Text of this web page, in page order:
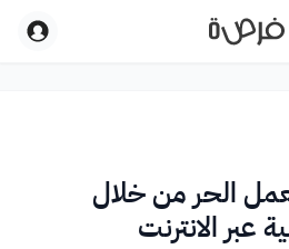
الحر من خلال
عبر الانترنت